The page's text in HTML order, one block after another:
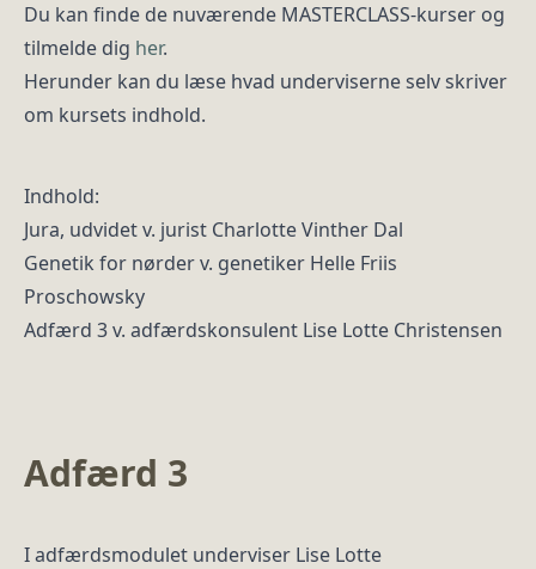
Du kan finde de nuværende MASTERCLASS-kurser og
tilmelde dig her.
Herunder kan du læse hvad underviserne selv skriver
om kursets indhold.
Indhold:
Jura, udvidet v. jurist Charlotte Vinther Dal
Genetik for nørder v. genetiker Helle Friis
Proschowsky
Adfærd 3 v. adfærdskonsulent Lise Lotte Christensen
Adfærd 3
I adfærdsmodulet underviser Lise Lotte